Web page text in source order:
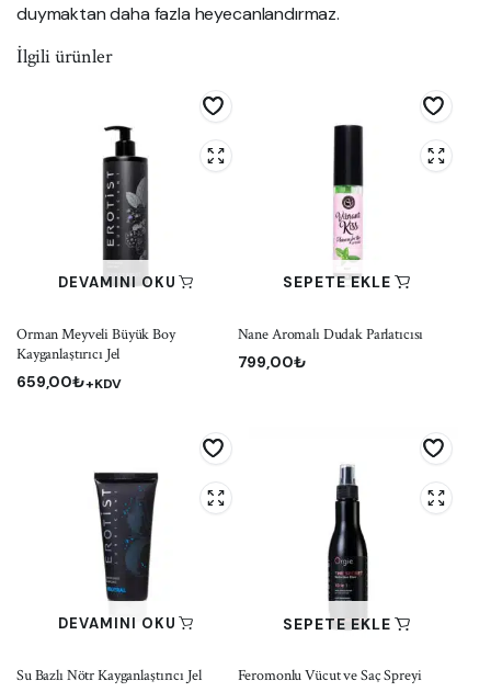
duymaktan daha fazla heyecanlandırmaz.
İlgili ürünler
DEVAMINI OKU
Orman Meyveli Büyük Boy
Kayganlaştırıcı Jel
659,00₺+KDV
SEPETE EKLE
Nane Aromalı Dudak Parlatıcısı
799,00₺
DEVAMINI OKU
Su Bazlı Nötr Kayganlaştırıcı Jel
SEPETE EKLE
Feromonlu Vücut ve Saç Spreyi